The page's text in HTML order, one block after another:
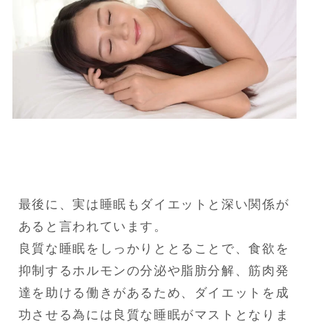
最後に、実は睡眠もダイエットと深い関係が
あると言われています。
良質な睡眠をしっかりととることで、食欲を
抑制するホルモンの分泌や脂肪分解、筋肉発
達を助ける働きがあるため、ダイエットを成
功させる為には良質な睡眠がマストとなりま